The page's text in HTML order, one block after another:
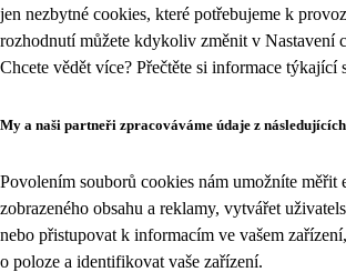
jen nezbytné cookies, které potřebujeme k
rozhodnutí můžete kdykoliv změnit v Nastavení
Chcete vědět více? Přečtěte si informace týkající
My a naši partneři zpracováváme údaje z
Povolením souborů cookies nám umožníte měřit
zobrazeného obsahu a reklamy, vytvářet
nebo přistupovat k informacím ve vašem
o poloze a identifikovat vaše zařízení.